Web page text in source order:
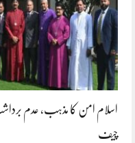
اسلام امن کا مذہب، عدم
چیف